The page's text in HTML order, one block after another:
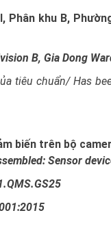
Phân khu B,
B, Gia Dong
tiêu chuẩn/ Has
biến trên bộ
Sensor